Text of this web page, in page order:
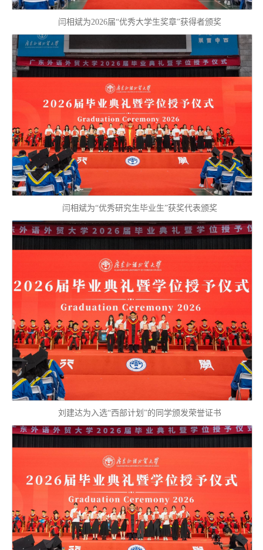
闫相斌为2026届“优秀大学生奖章”获得者颁奖
闫相斌为“优秀研究生毕业生”获奖代表颁奖
刘建达为入选“西部计划”的同学颁发荣誉证书